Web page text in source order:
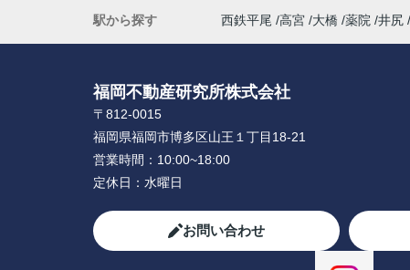
駅から探す
西鉄平尾 高宮 大橋 薬院 井尻
福岡不動産研究所株式会社
〒812-0015
福岡県福岡市博多区山王１丁目18-21
営業時間： 10:00~18:00
定休日： 水曜日
お問い合わせ